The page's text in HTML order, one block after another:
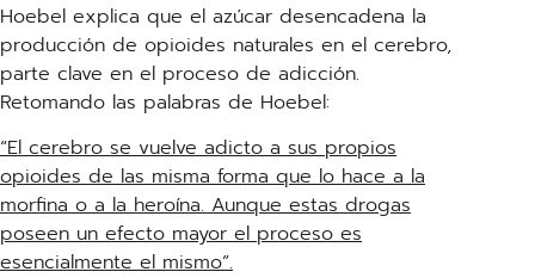
Hoebel explica que el azúcar desencadena la
producción de opioides naturales en el cerebro,
parte clave en el proceso de adicción.
Retomando las palabras de Hoebel:
“El cerebro se vuelve adicto a sus propios
opioides de las misma forma que lo hace a la
morfina o a la heroína. Aunque estas drogas
poseen un efecto mayor el proceso es
esencialmente el mismo”.